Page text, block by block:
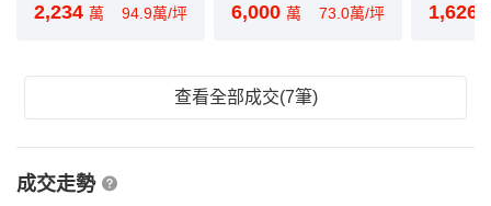
2,234 萬 94.9萬/坪 6,000 萬 73.0萬/坪 1,626
查看全部成交(7筆)
成交走勢